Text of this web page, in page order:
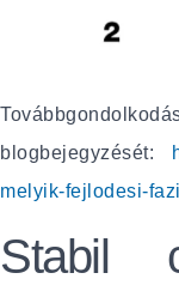
blogbejegyzését:
melyik-fejlodesi-
Stabil